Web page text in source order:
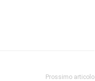
Prossimo articolo